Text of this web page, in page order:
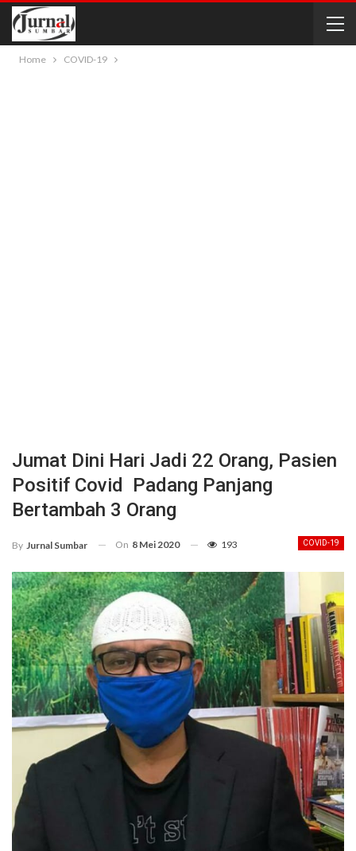
Home COVID-19
Jumat Dini Hari Jadi 22 Orang, Pasien
Positif Covid Padang Panjang
Bertambah 3 Orang
COVID-19
By Jurnal Sumbar On 8 Mei 2020 193